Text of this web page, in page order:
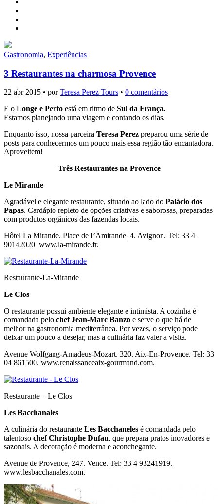
Gastronomia, Experiências
3 Restaurantes na charmosa Provence
22 abr 2015 • porTeresa Perez Tours • 0 comentários
E o Longe e Perto está em ritmo de Sul da França.
Estamos planejando uma viagem e contando os dias.
Enquanto isso, nossa parceira Teresa Perez preparou uma série de
posts para conhecermos um pouco mais essa região tão encantadora.
Aproveitem!
Três Restaurantes na Provence
Le Mirande
Agradável e elegante restaurante, situado ao lado do Palácio dos
Papas. Cardápio repleto de opções criativas e saborosas, preparadas
com produtos orgânicos das fazendas locais.
Hôtel La Mirande. Place de I’Amirande, 4. Avignon. Tel: 33 4
90142020. www.la-mirande.fr.
Restaurante-La-Mirande
Le Clos
O restaurante possui ambiente elegante e intimista. A cozinha é
comandada pelo chef Jean-Marc Banzo e serve o que há de
melhor na gastronomia mediterrânea. Por vezes, o serviço pode
deixar um pouco a desejar, mas a culinária faz valer a visita.
Avenue Wolfgang-Amadeus-Mozart, 320. Aix-En-Provence. Tel: 33
04 861500. www.renaissanceaix-gourmand.com.
Restaurante – Le Clos
Les Bacchanales
A culinária do restaurante Les Bacchaneles é comandada pelo
talentoso chef Christophe Dufau, que prepara pratos inovadores e
sazonais. A decoração é moderna e aconchegante.
Avenue de Provence, 247. Vence. Tel: 33 4 93241919.
www.lesbacchanales.com.